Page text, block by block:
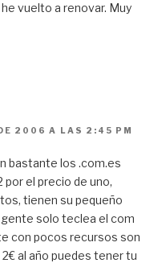
vuelto a renovar. Muy
2006 A LAS 2:45 PM
bastante los .com.es
por el precio de uno,
tienen su pequeño
solo teclea el com
con pocos recursos son
al año puedes tener tu